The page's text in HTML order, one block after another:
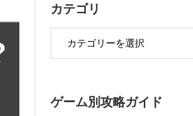
カテゴリ
ゲーム別攻略ガイド